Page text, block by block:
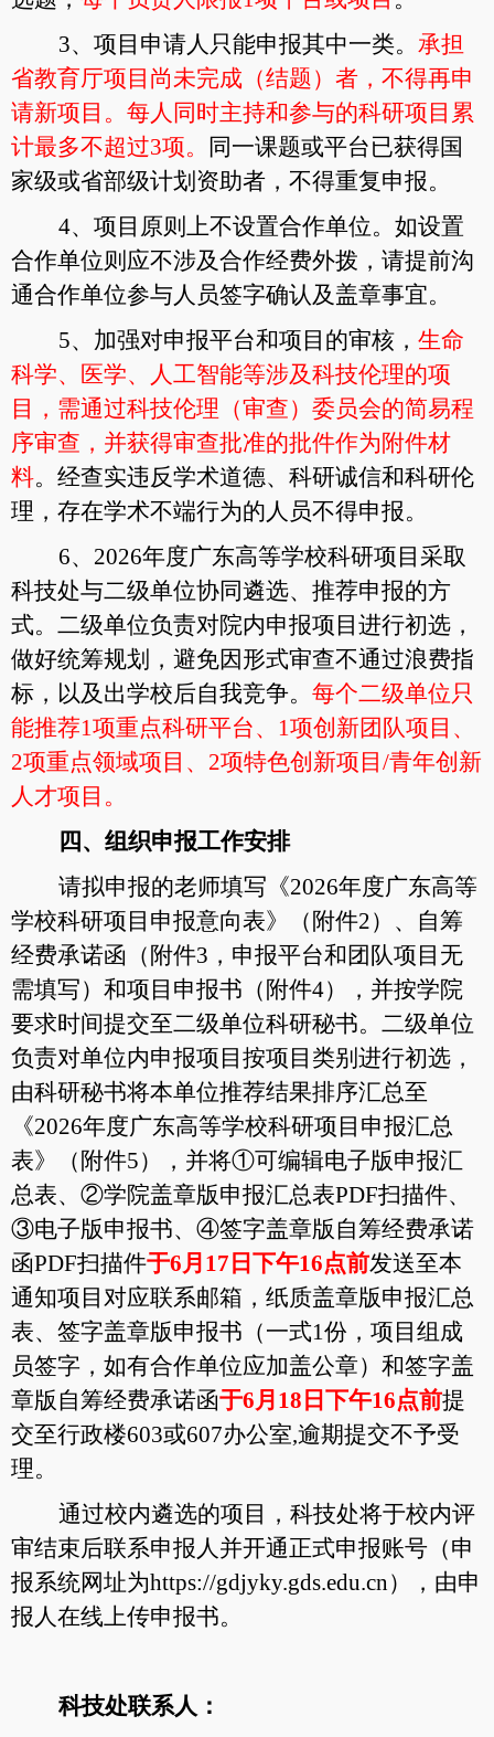
3、项目申请人只能申报其中一类。 承担
省教育厅项目尚未完成（结题）者，不得再申
请新项目。每人同时主持和参与的科研项目累
计最多不超过3项。
同一课题或平台已获得国
家级或省部级计划资助者，不得重复申报。
4、项目原则上不设置合作单位。如设置
合作单位则应不涉及合作经费外拨，请提前沟
通合作单位参与人员签字确认及盖章事宜。
5、加强对申报平台和项目的审核， 生命
科学、医学、人工智能等涉及科技伦理的项
目，需通过科技伦理（审查）委员会的简易程
序审查，并获得审查批准的批件作为附件材
料。经查实违反学术道德、科研诚信和科研伦
理，存在学术不端行为的人员不得申报。
6、2026年度广东高等学校科研项目采取
科技处与二级单位协同遴选、推荐申报的方
式。二级单位负责对院内申报项目进行初选，
做好统筹规划，避免因形式审查不通过浪费指
标，以及出学校后自我竞争。 每个二级单位只
能推荐1项重点科研平台、1项创新团队项目、
2项重点领域项目、2项特色创新项目/青年创新
人才项目。
四、组织申报工作安排
请拟申报的老师填写《2026年度广东高等
学校科研项目申报意向表》（附件2）、自筹
经费承诺函（附件3，申报平台和团队项目无
需填写）和项目申报书（附件4），并按学院
要求时间提交至二级单位科研秘书。二级单位
负责对单位内申报项目按项目类别进行初选，
由科研秘书将本单位推荐结果排序汇总至
《2026年度广东高等学校科研项目申报汇总
表》（附件5），并将①可编辑电子版申报汇
总表、②学院盖章版申报汇总表PDF扫描件、
③电子版申报书、④签字盖章版自筹经费承诺
函PDF扫描件于6月17日下午16点前发送至本
通知项目对应联系邮箱，纸质盖章版申报汇总
表、签字盖章版申报书（一式1份，项目组成
员签字，如有合作单位应加盖公章）和签字盖
章版自筹经费承诺函于6月18日下午16点前提
交至行政楼603或607办公室,逾期提交不予受
理。
通过校内遴选的项目，科技处将于校内评
审结束后联系申报人并开通正式申报账号（申
报系统网址为https://gdjyky.gds.edu.cn），由申
报人在线上传申报书。
科技处联系人：